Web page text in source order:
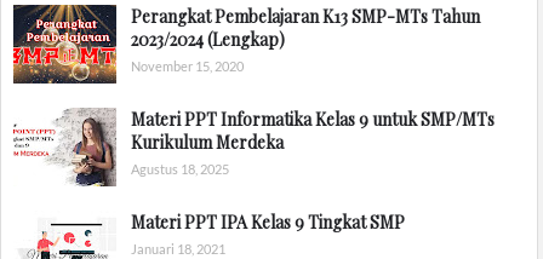
Perangkat Pembelajaran K13 SMP-MTs Tahun
2023/2024 (Lengkap)
November 15, 2020
Materi PPT Informatika Kelas 9 untuk SMP/MTs
Kurikulum Merdeka
Agustus 18, 2025
Materi PPT IPA Kelas 9 Tingkat SMP
Januari 18, 2021